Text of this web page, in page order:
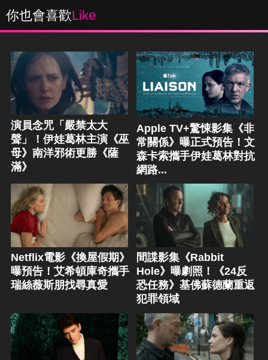
你也會喜歡Like
演員念咒「嚴禁太大
聲」！伊娃葛林主演《巫
母》南洋邪術更勝《薩
滿》
Apple TV+驚悚影集《非
常關係》曝正式預告！文
森卡索攜手伊娃葛林對抗
網路...
Netflix電影《換屋假期》
曝預告！艾希頓庫奇攜手
瑞絲薇斯朋找尋真愛
間諜影集《Rabbit
Hole》曝劇照！《24反
恐任務》基佛蘇德蘭重返
犯罪領域